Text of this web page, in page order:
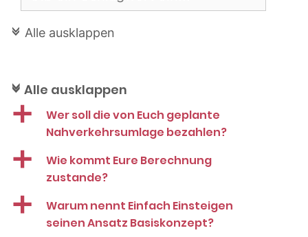
c Alle ausklappen
c Alle ausklappen
a
Wer soll die von Euch geplante
Nahverkehrsumlage bezahlen?
a
Wie kommt Eure Berechnung
zustande?
a
Warum nennt Einfach Einsteigen
seinen Ansatz Basiskonzept?